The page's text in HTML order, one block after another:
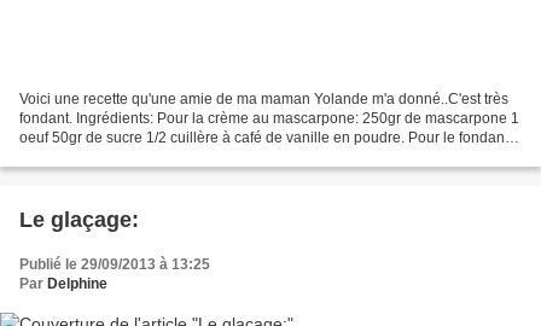
Voici une recette qu'une amie de ma maman Yolande m'a donné..C'est très
fondant. Ingrédients: Pour la crème au mascarpone: 250gr de mascarpone 1
oeuf 50gr de sucre 1/2 cuillère à café de vanille en poudre. Pour le fondant
Le glaçage:
Publié le 29/09/2013 à 13:25
Par Delphine